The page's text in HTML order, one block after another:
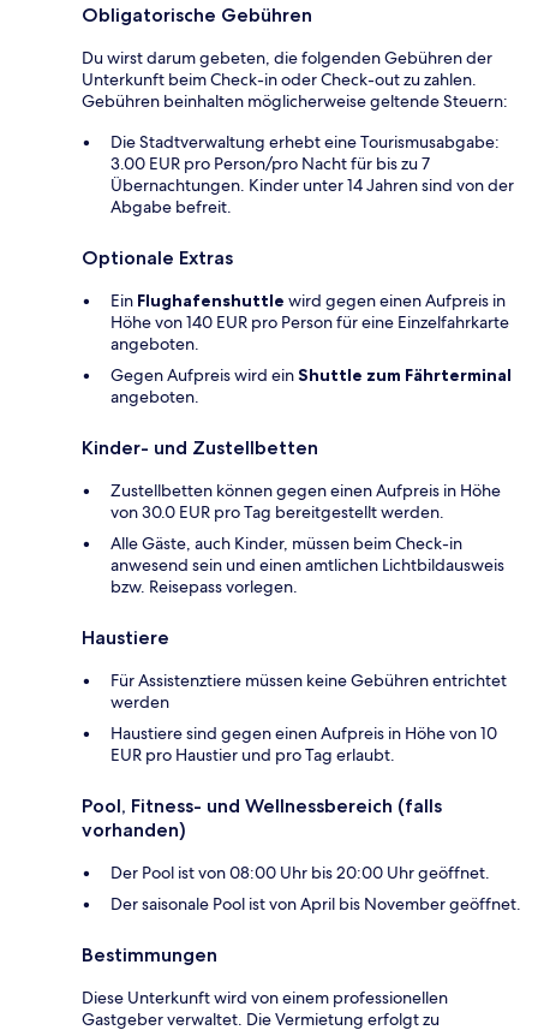
Obligatorische Gebühren
Du wirst darum gebeten, die folgenden Gebühren der
Unterkunft beim Check-in oder Check-out zu zahlen.
Gebühren beinhalten möglicherweise geltende Steuern:
Die Stadtverwaltung erhebt eine Tourismusabgabe:
3.00 EUR pro Person/pro Nacht für bis zu 7
Übernachtungen. Kinder unter 14 Jahren sind von der
Abgabe befreit.
Optionale Extras
Ein Flughafenshuttle wird gegen einen Aufpreis in
Höhe von 140 EUR pro Person für eine Einzelfahrkarte
angeboten.
Gegen Aufpreis wird einShuttle zum Fährterminal
angeboten.
Kinder- und Zustellbetten
Zustellbetten können gegen einen Aufpreis in Höhe
von 30.0 EUR pro Tag bereitgestellt werden.
Alle Gäste, auch Kinder, müssen beim Check-in
anwesend sein und einen amtlichen Lichtbildausweis
bzw. Reisepass vorlegen.
Haustiere
Für Assistenztiere müssen keine Gebühren entrichtet
werden
Haustiere sind gegen einen Aufpreis in Höhe von 10
EUR pro Haustier und pro Tag erlaubt.
Pool, Fitness- und Wellnessbereich (falls
vorhanden)
Der Pool ist von 08:00 Uhr bis 20:00 Uhr geöffnet.
Der saisonale Pool ist von April bis November geöffnet.
Bestimmungen
Diese Unterkunft wird von einem professionellen
Gastgeber verwaltet. Die Vermietung erfolgt zu